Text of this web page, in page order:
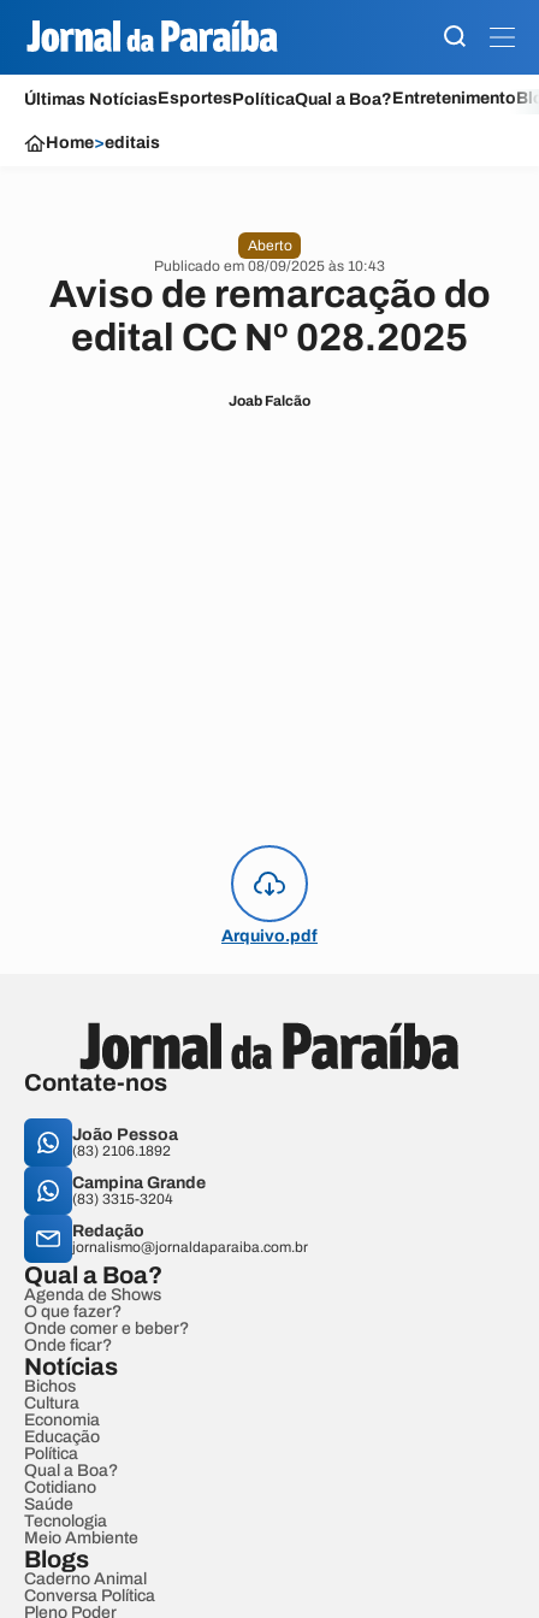
Últimas NotíciasEsportesPolíticaQual a Boa?Entretenimento
Home>editais
Aberto
Publicado em 08/09/2025 às 10:43
Aviso de remarcação do
edital CC Nº 028.2025
Joab Falcão
Arquivo.pdf
Contate-nos
João Pessoa
(83) 2106.1892
Campina Grande
(83) 3315-3204
Redação
jornalismo@jornaldaparaiba.com.br
Qual a Boa?
Agenda de Shows
O que fazer?
Onde comer e beber?
Onde ficar?
Notícias
Bichos
Cultura
Economia
Educação
Política
Qual a Boa?
Cotidiano
Saúde
Tecnologia
Meio Ambiente
Blogs
Caderno Animal
Conversa Política
Pleno Poder